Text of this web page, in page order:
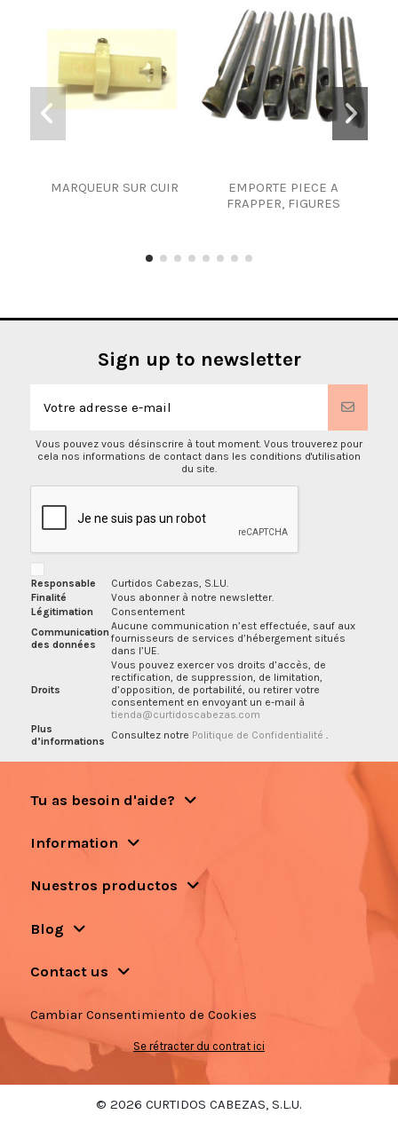
MARQUEUR SUR CUIR
EMPORTE PIECE A
FRAPPER, FIGURES
Sign up to newsletter
Vous pouvez vous désinscrire à tout moment. Vous trouverez pour
cela nos informations de contact dans les conditions d'utilisation
du site.
Responsable
Curtidos Cabezas, S.L.U.
Finalité
Vous abonner à notre newsletter.
Légitimation
Consentement
Communication
des données
Aucune communication n’est effectuée, sauf aux
fournisseurs de services d’hébergement situés
dans l’UE.
Droits
Vous pouvez exercer vos droits d’accès, de
rectification, de suppression, de limitation,
d’opposition, de portabilité, ou retirer votre
consentement en envoyant un e-mail à
tienda@curtidoscabezas.com
Plus
d’informations
Consultez notre Politique de Confidentialité .
Tu as besoin d'aide?
Information
Nuestros productos
Blog
Contact us
Cambiar Consentimiento de Cookies
Se rétracter du contrat ici
© 2026 CURTIDOS CABEZAS, S.L.U.